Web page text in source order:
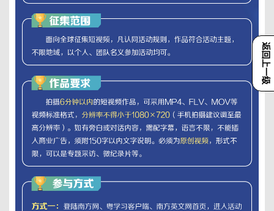
返回上一级